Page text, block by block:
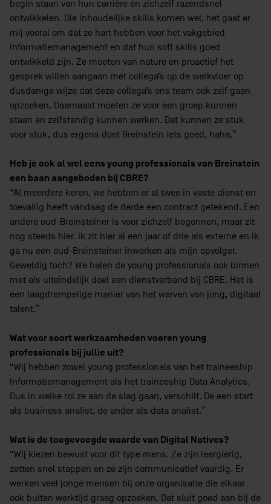
begin staan van hun carrière en zichzelf razendsnel
ontwikkelen. Die inhoudelijke skills komen wel, het gaat er
mij vooral om dat ze hart hebben voor het vakgebied
informatiemanagement en dat hun soft skills goed
ontwikkeld zijn. Ze moeten van nature en proactief het
gesprek willen aangaan met collega’s op de werkvloer op
dusdanige wijze dat deze collega’s ons team ook zelf gaan
opzoeken. Daarnaast moeten ze voor een groep kunnen
staan en zelfstandig kunnen werken. Dat kunnen ze stuk
voor stuk, dus ergens doet Breinstein iets goed, haha.”
Heb je ook al wel eens young professionals van Breinstein
een baan aangeboden bij CBRE?
“Al meerdere keren, we hebben er al twee in vaste dienst en
toevallig heeft vandaag de derde een contract getekend. Een
andere oud-Breinsteiner is voor zichzelf begonnen, maar zit
nog steeds hier. Ik zit hier al een jaar of drie als externe en ik
ga nu een oud-Breinsteiner inwerken als mijn opvolger.
Geweldig toch? We halen de young professionals ook binnen
met als uiteindelijk doel een dienstverband bij CBRE. Het is
een laagdrempelige manier van het werven van jong, digitaal
talent.”
Wat voor soort werkzaamheden voeren young
professionals bij jullie uit?
“Wij hebben zowel young professionals van het traineeship
Informatiemanagement als het traineeship Data Analytics.
Dus in welke rol ze aan de slag gaan, verschilt. De een start
als business analist, de ander als data analist.”
Wat is de toegevoegde waarde van Digital Natives?
“Wij kiezen bewust voor dit type mens. Ze zijn leergierig,
zetten snel stappen en ze zijn communicatief vaardig. Er
werken veel jonge mensen bij onze organisatie die elkaar
ook buiten werktijd graag opzoeken. Dat sluit goed aan bij de